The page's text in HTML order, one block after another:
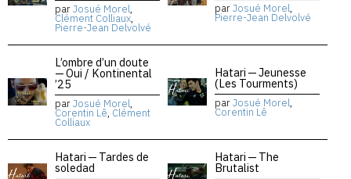
parJosué Morel,
Clément Colliaux,
Pierre-Jean Delvolvé
parJosué Morel,
Pierre-Jean Delvolvé
L’ombre d’un doute
— Oui / Kontinental
’25
parJosué Morel,
Corentin Lê, Clément
Colliaux
Hatari — Jeunesse
(Les Tourments)
parJosué Morel,
Corentin Lê
Hatari — Tardes de
soledad
Hatari — The
Brutalist